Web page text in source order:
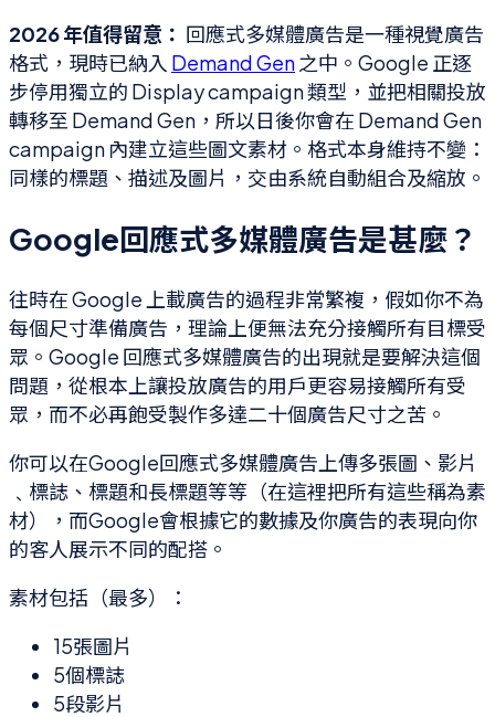
2026 年值得留意： 回應式多媒體廣告是一種視覺廣告
格式，現時已納入 Demand Gen之中。Google 正逐
步停用獨立的 Display campaign 類型，並把相關投放
轉移至 Demand Gen，所以日後你會在 Demand Gen
campaign 內建立這些圖文素材。格式本身維持不變：
同樣的標題、描述及圖片，交由系統自動組合及縮放。
Google回應式多媒體廣告是甚麼？
往時在 Google 上載廣告的過程非常繁複，假如你不為
每個尺寸準備廣告，理論上便無法充分接觸所有目標受
眾。Google 回應式多媒體廣告的出現就是要解決這個
問題，從根本上讓投放廣告的用戶更容易接觸所有受
眾，而不必再飽受製作多達二十個廣告尺寸之苦。
你可以在Google回應式多媒體廣告上傳多張圖、影片
﹑標誌、標題和長標題等等（在這裡把所有這些稱為素
材），而Google會根據它的數據及你廣告的表現向你
的客人展示不同的配搭。
素材包括（最多）：
15張圖片
5個標誌
5段影片